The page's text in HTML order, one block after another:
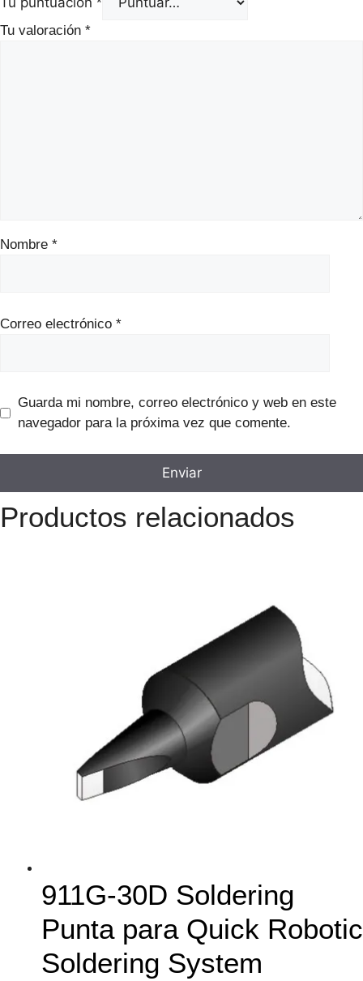
Tu valoración *
Nombre *
Correo electrónico *
Guarda mi nombre, correo electrónico y web en este
navegador para la próxima vez que comente.
Productos relacionados
911G-30D Soldering
Punta para Quick Robotic
Soldering System